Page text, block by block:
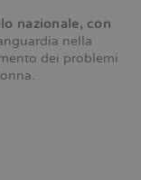
nazionale, con
nella
dei problemi